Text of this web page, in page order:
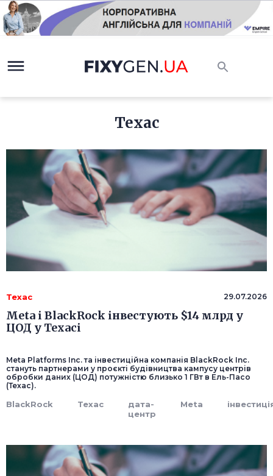
Техас
Техас 29.07.2026
Meta і BlackRock інвестують $14 млрд у
ЦОД у Техасі
Meta Platforms Inc. та інвестиційна компанія BlackRock Inc.
стануть партнерами у проєкті будівництва кампусу центрів
обробки даних (ЦОД) потужністю близько 1 ГВт в Ель-Пасо
(Техас).
BlackRock Техас
дата-
центр
Meta